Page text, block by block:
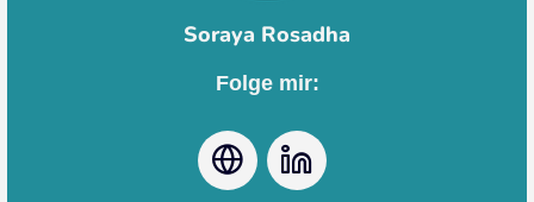
Soraya Rosadha
Folge mir:
Webseite